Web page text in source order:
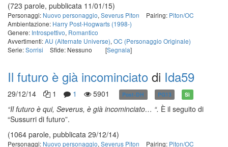
(723 parole, pubblicata 11/01/15)
Personaggi: Nuovo personaggio, Severus Piton Pairing: Piton/OC
Ambientazione: Harry Post-Hogwarts (1998-)
Genere: Introspettivo, Romantico
Avvertimenti:AU (Alternate Universe), OC (Personaggio Originale)
Serie:Sorrisi Sfide: Nessuno [Segnala]
Il futuro è già incominciato di Ida59
29/12/14 1 1 5901 Post-DH PG13 Sì
“Il futuro è qui, Severus, è già incominciato… “. È il seguito di
“Sussurri di futuro”.
(1064 parole, pubblicata 29/12/14)
Personaggi: Nuovo personaggio, Severus Piton Pairing: Piton/OC